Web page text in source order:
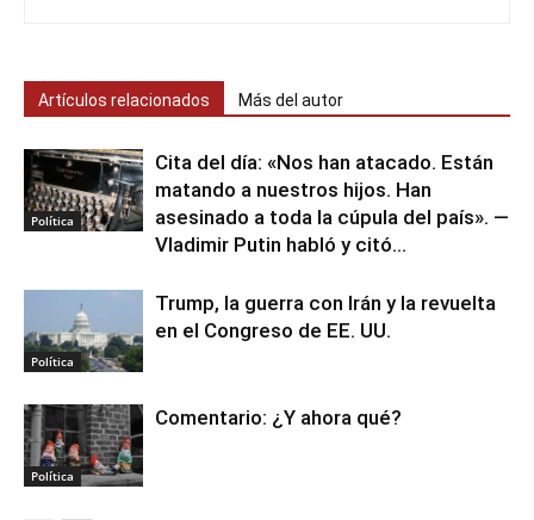
Artículos relacionados Más del autor
Política
Cita del día: «Nos han atacado. Están
matando a nuestros hijos. Han
asesinado a toda la cúpula del país». —
Vladimir Putin habló y citó...
Política
Trump, la guerra con Irán y la revuelta
en el Congreso de EE. UU.
Política
Comentario: ¿Y ahora qué?